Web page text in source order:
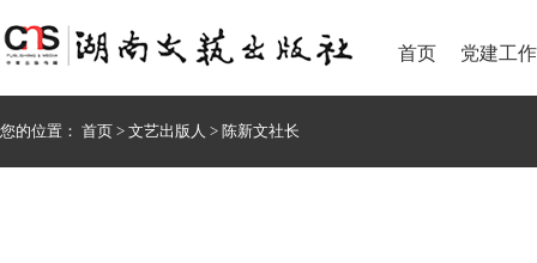
首页 党建工作
您的位置： 首页 > 文艺出版人 > 陈新文社长